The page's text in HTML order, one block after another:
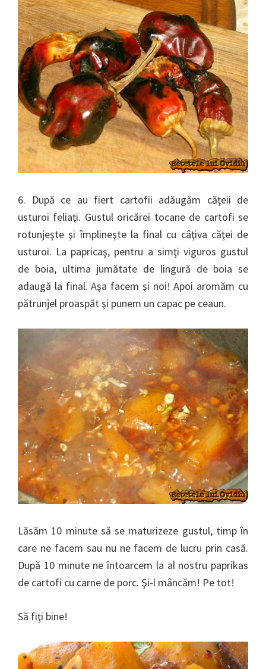
6. După ce au fiert cartofii adăugăm căţeii de
usturoi feliaţi. Gustul oricărei tocane de cartofi se
rotunjeşte şi împlineşte la final cu câţiva căţei de
usturoi. La papricaş, pentru a simţi viguros gustul
de boia, ultima jumătate de lingură de boia se
adaugă la final. Aşa facem şi noi! Apoi aromăm cu
pătrunjel proaspăt şi punem un capac pe ceaun.
Lăsăm 10 minute să se maturizeze gustul, timp în
care ne facem sau nu ne facem de lucru prin casă.
După 10 minute ne întoarcem la al nostru paprikas
de cartofi cu carne de porc. Şi-l mâncăm! Pe tot!
Să fiţi bine!